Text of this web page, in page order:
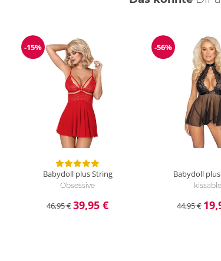
Reduzierung
-15%
Babydoll plus String
Obsessive
46,95 €39,95 €
Reduzierung
-56%
Babydoll
kissable
44,95 €